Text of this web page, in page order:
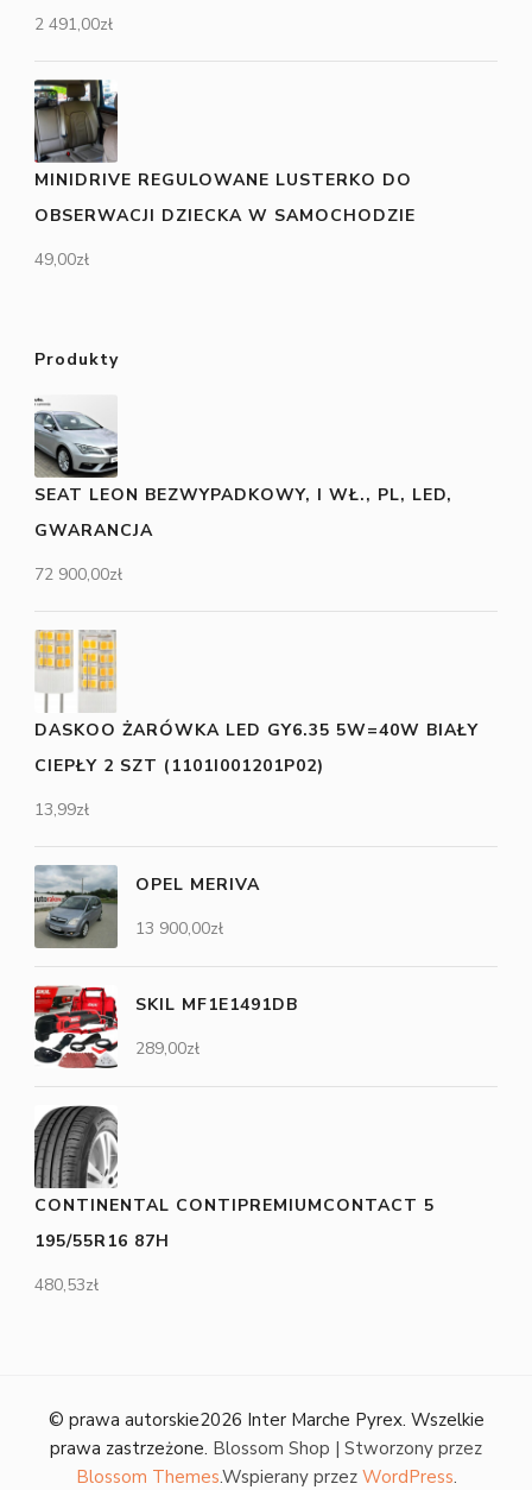
2 491,00zł
MINIDRIVE REGULOWANE LUSTERKO DO
OBSERWACJI DZIECKA W SAMOCHODZIE
49,00zł
Produkty
SEAT LEON BEZWYPADKOWY, I WŁ., PL, LED,
GWARANCJA
72 900,00zł
DASKOO ŻARÓWKA LED GY6.35 5W=40W BIAŁY
CIEPŁY 2 SZT (1101I001201P02)
13,99zł
OPEL MERIVA
13 900,00zł
SKIL MF1E1491DB
289,00zł
CONTINENTAL CONTIPREMIUMCONTACT 5
195/55R16 87H
480,53zł
© prawa autorskie2026 Inter Marche Pyrex. Wszelkie
prawa zastrzeżone. Blossom Shop | Stworzony przez
Blossom Themes.Wspierany przez WordPress.